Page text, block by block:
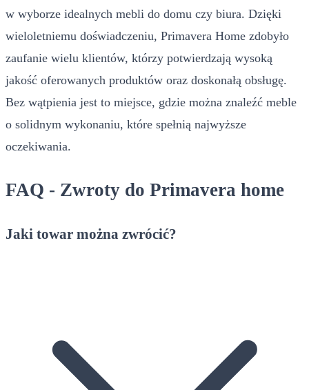
w wyborze idealnych mebli do domu czy biura. Dzięki
wieloletniemu doświadczeniu, Primavera Home zdobyło
zaufanie wielu klientów, którzy potwierdzają wysoką
jakość oferowanych produktów oraz doskonałą obsługę.
Bez wątpienia jest to miejsce, gdzie można znaleźć meble
o solidnym wykonaniu, które spełnią najwyższe
oczekiwania.
FAQ - Zwroty do Primavera home
Jaki towar można zwrócić?